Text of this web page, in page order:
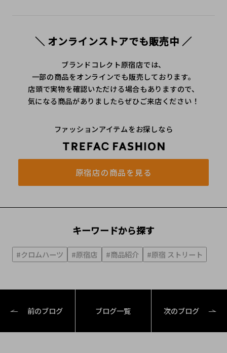
＼ オンラインストアでも販売中 ／
ブランドコレクト原宿店では、
一部の商品をオンラインでも販売しております。
店頭で実物を確認いただける場合もありますので、
気になる商品がありましたらぜひご来店ください！
ファッションアイテムをお探しなら
原宿店の商品を見る
キーワードから探す
#クロムハーツ #原宿店 #商品紹介 #原宿 ストリート
前のブログ ブログ一覧 次のブログ